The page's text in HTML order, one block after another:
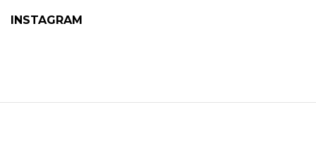
INSTAGRAM